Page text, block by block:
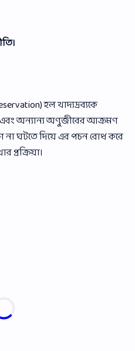
হল খাদ্যদ্রব্যকে
এবং অন্যান্য অণুজীবের আক্রমণ
না ঘটতে দিয়ে এর পচন রোধ করে
প্রক্রিয়া।